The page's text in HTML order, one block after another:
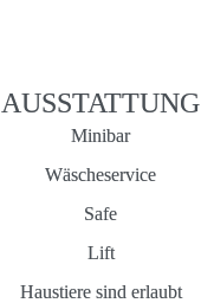
AUSSTATTUNG
Minibar
Wäscheservice
Safe
Lift
Haustiere sind erlaubt